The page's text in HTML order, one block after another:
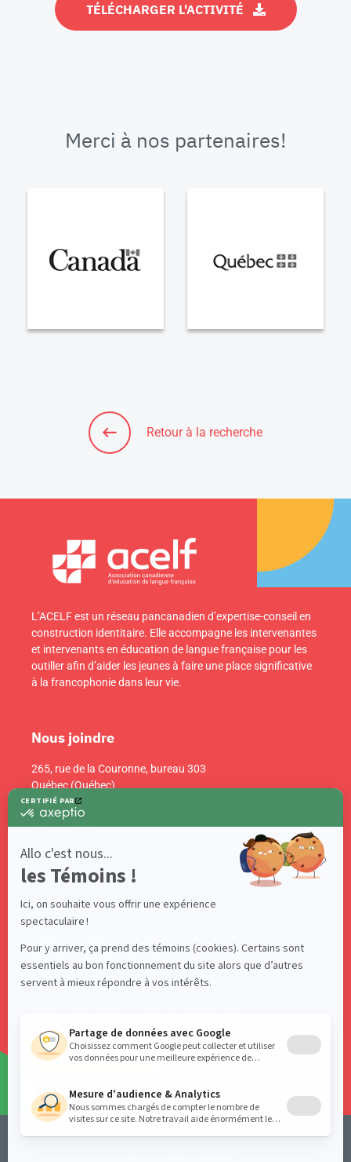
TÉLÉCHARGER L'ACTIVITÉ
Merci à nos partenaires!
Retour à la recherche
L’ACELF est un réseau pancanadien d’expertise-conseil en
construction identitaire. Elle accompagne les intervenantes
et intervenants en éducation de langue française pour les
outiller afin d’aider les jeunes à faire une place significative
à la francophonie dans leur vie.
Suivez-nous sur nos réseaux sociaux!
S'ABONNER
Nous joindre
265, rue de la Couronne, bureau 303
Québec (Québec)
Canada G1K 6E1
info@acelf.ca
Téléphone : 418 681-4661